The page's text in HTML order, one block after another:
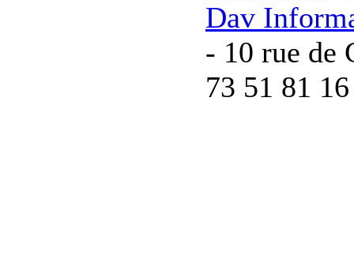
Dav
- 10 rue de
73 51 81 16